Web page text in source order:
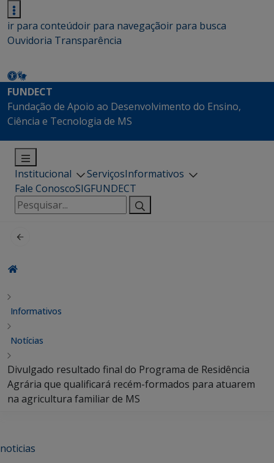
ir para conteúdoir para navegaçãoir para busca
Ouvidoria Transparência
FUNDECT
Fundação de Apoio ao Desenvolvimento do Ensino,
Ciência e Tecnologia de MS
Institucional ServiçosInformativos
Fale ConoscoSIGFUNDECT
Pesquisar
por:
Informativos
Notícias
Divulgado resultado final do Programa de Residência
Agrária que qualificará recém-formados para atuarem
na agricultura familiar de MS
noticias